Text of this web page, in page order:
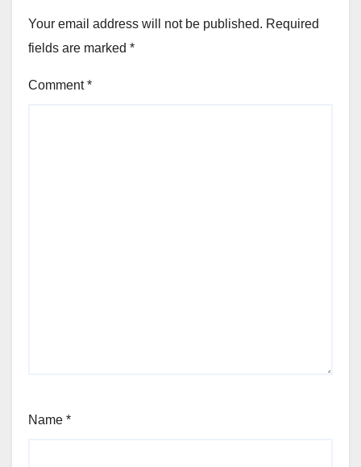
Your email address will not be published. Required
fields are marked *
Comment*
Name *